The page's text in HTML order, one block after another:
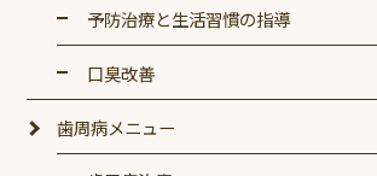
予防治療と生活習慣の指導
口臭改善
歯周病メニュー